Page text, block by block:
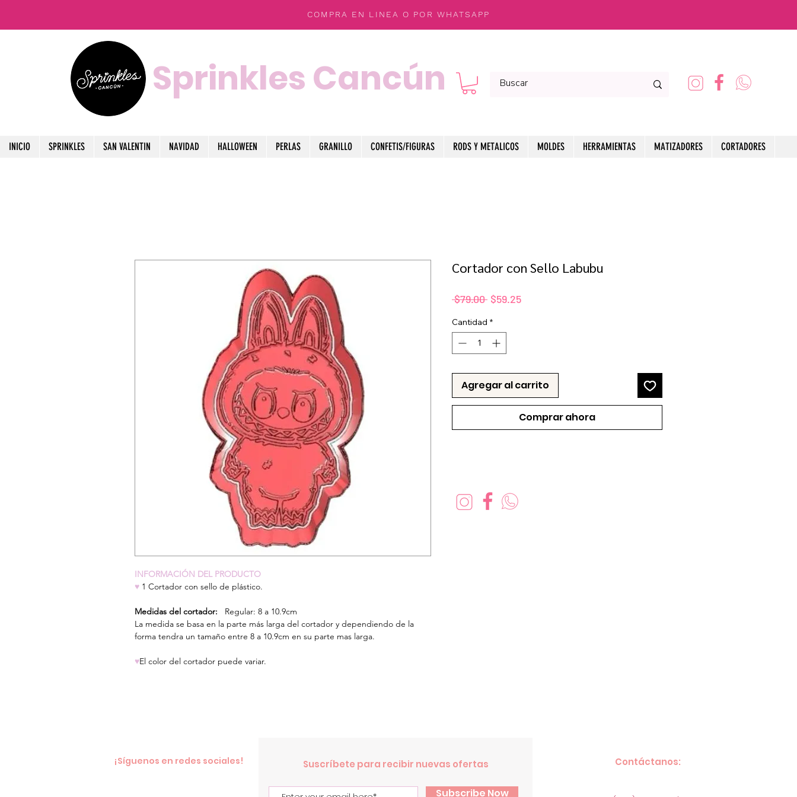
COMPRA EN LINEA O POR WHATSAPP
Sprinkles Cancún
INICIO SPRINKLES SAN VALENTIN NAVIDAD HALLOWEEN PERLAS GRANILLO CONFETIS/FIGURAS RODS Y METALICOS MOLDES HERRAMIENTAS MATIZADORES CORTADORES
INFORMACIÓN DEL PRODUCTO
♥ 1 Cortador con sello de plástico.
Medidas del cortador: Regular: 8 a 10.9cm
La medida se basa en la parte más larga del cortador y dependiendo de la
forma tendra un tamaño entre 8 a 10.9cm en su parte mas larga.
♥El color del cortador puede variar.
Cortador con Sello Labubu
$79.00 Precio
$59.25Precio
Cantidad *
Agregar al carrito
Comprar ahora
¡Síguenos en redes sociales! Suscríbete para recibir nuevas ofertas
Subscribe Now
Contáctanos: